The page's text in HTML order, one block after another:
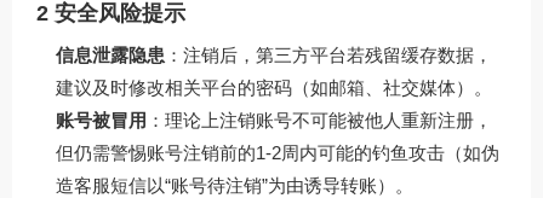
2 安全风险提示
信息泄露隐患 ：注销后，第三方平台若残留缓存数据，
建议及时修改相关平台的密码（如邮箱、社交媒体）。
账号被冒用 ：理论上注销账号不可能被他人重新注册，
但仍需警惕账号注销前的1-2周内可能的钓鱼攻击（如伪
造客服短信以“账号待注销”为由诱导转账）。